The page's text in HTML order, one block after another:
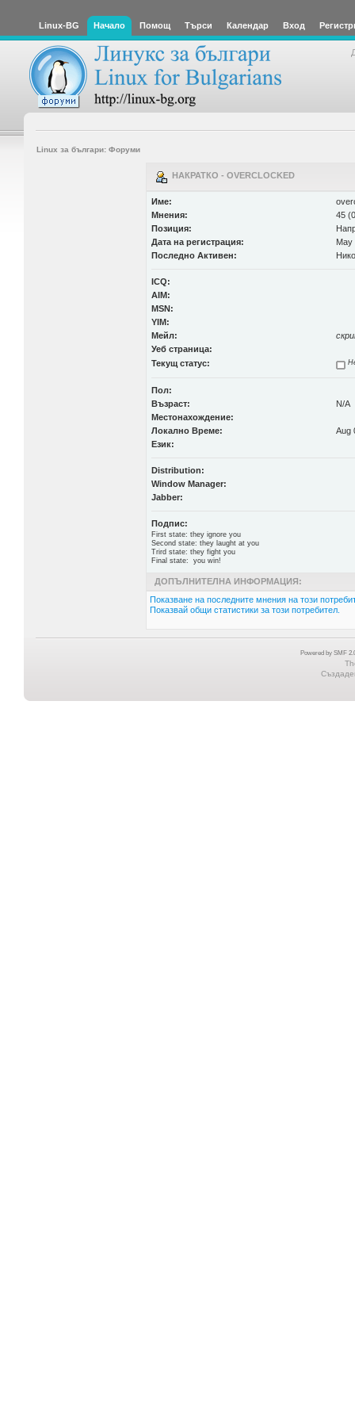
Linux-BG Начало Помощ Търси Календар Вход
Linux за българи: Форуми
НАКРАТКО - OVERCLOCKED
Име:
Мнения:
45
Позиция:
Дата на регистрация:
May
Последно Активен:
ICQ:
AIM:
MSN:
YIM:
Мейл:
Уеб страница:
Текущ статус:
Пол:
Възраст:
N/A
Местонахождение:
Локално Време:
Aug
Език:
Distribution:
Window Manager:
Jabber:
Подпис:
First state: they ignore you
Second state: they laught at you
Trird state: they fight you
Final state: you win!
ДОПЪЛНИТЕЛНА ИНФОРМАЦИЯ:
Показване на последните мнения на този
Показвай общи статистики за този потребител.
Powered by SMF